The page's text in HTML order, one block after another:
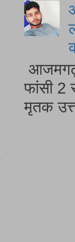
आजमगढ़
फांसी 2
मृतक